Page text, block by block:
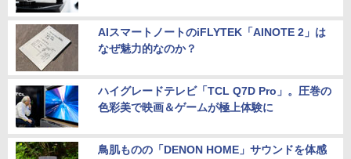
AIスマートノートのiFLYTEK「AINOTE 2」は
なぜ魅力的なのか？
ハイグレードテレビ「TCL Q7D Pro」。圧巻の
色彩美で映画＆ゲームが極上体験に
鳥肌ものの「DENON HOME」サウンドを体感